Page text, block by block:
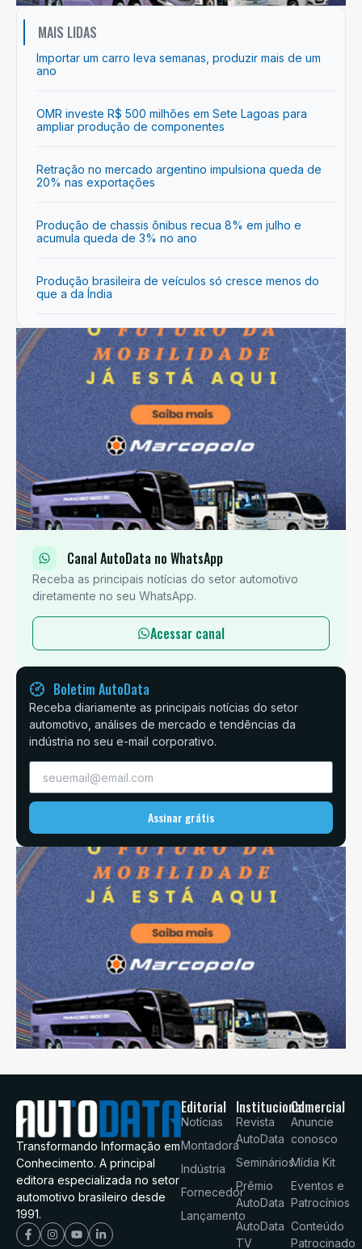
MAIS LIDAS
Importar um carro leva semanas, produzir mais de um
ano
OMR investe R$ 500 milhões em Sete Lagoas para
ampliar produção de componentes
Retração no mercado argentino impulsiona queda de
20% nas exportações
Produção de chassis ônibus recua 8% em julho e
acumula queda de 3% no ano
Produção brasileira de veículos só cresce menos do
que a da Índia
Canal AutoData no WhatsApp
Receba as principais notícias do setor automotivo
diretamente no seu WhatsApp.
Acessar canal
Boletim AutoData
Receba diariamente as principais notícias do setor
automotivo, análises de mercado e tendências da
indústria no seu e-mail corporativo.
Assinar grátis
Transformando Informação em
Conhecimento. A principal
editora especializada no setor
automotivo brasileiro desde
1991.
Editorial
Notícias
Montadora
Indústria
Fornecedor
Lançamento
Institucional
Revista
AutoData
Seminários
Prêmio
AutoData
AutoData
TV
Comercial
Anuncie
conosco
Mídia Kit
Eventos e
Patrocínios
Conteúdo
Patrocinado